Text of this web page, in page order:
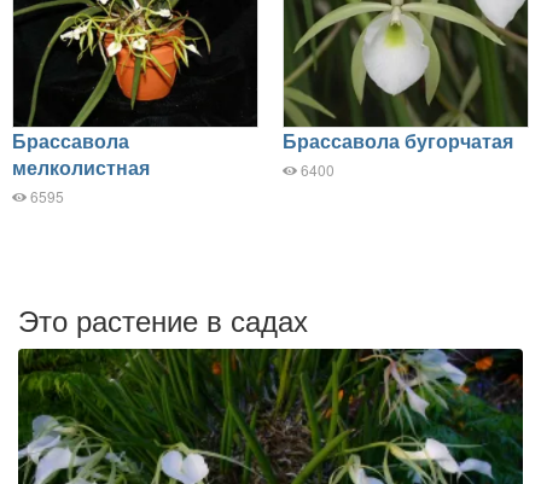
Брассавола
мелколистная
6595
Брассавола бугорчатая
6400
Это растение в садах